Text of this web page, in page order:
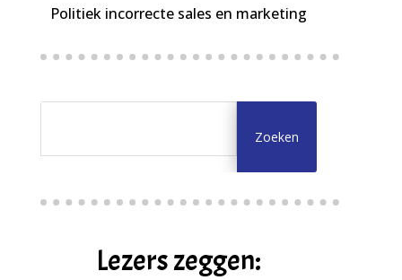
Politiek incorrecte sales en marketing
Lezers zeggen: